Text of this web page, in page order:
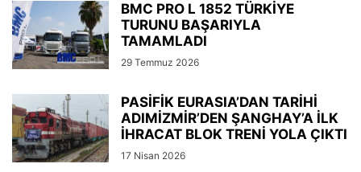
BMC PRO L 1852 TÜRKİYE
TURUNU BAŞARIYLA
TAMAMLADI
29 Temmuz 2026
PASİFİK EURASIA’DAN TARİHİ
ADIMİZMİR’DEN ŞANGHAY’A İLK
İHRACAT BLOK TRENİ YOLA ÇIKTI
17 Nisan 2026